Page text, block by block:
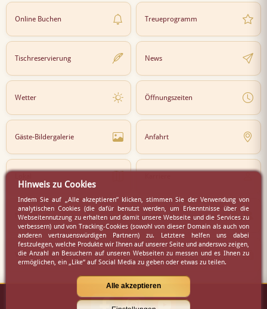
Online Buchen Treueprogramm
Tischreservierung News
Wetter Öffnungszeiten
Gäste-Bildergalerie Anfahrt
Newsletter Partner
Virtueller Rundgang Presse
Hinweis zu Cookies
Indem Sie auf „Alle akzeptieren” klicken, stimmen Sie der Verwendung von
analytischen Cookies (die dafür benutzt werden, um Erkenntnisse über die
Webseitennutzung zu erhalten und damit unsere Webseite und die Services zu
verbessern) und von Tracking-Cookies (sowohl von dieser Domain als auch von
anderen vertrauenswürdigen Partnern) zu. Letztere helfen uns dabei
festzulegen, welche Produkte wir Ihnen auf unserer Seite und anderswo zeigen,
die Anzahl an Besuchern auf unseren Webseiten zu messen und es Ihnen zu
ermöglichen, ein „Like“ auf Social Media zu geben oder etwas zu teilen.
Alle akzeptieren